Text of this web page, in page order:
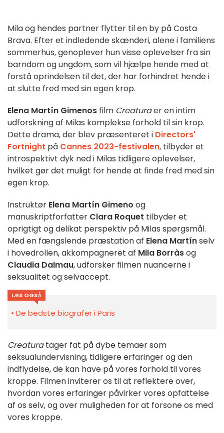
Mila og hendes partner flytter til en by på Costa
Brava. Efter et indledende skænderi, alene i familiens
sommerhus, genoplever hun visse oplevelser fra sin
barndom og ungdom, som vil hjælpe hende med at
forstå oprindelsen til det, der har forhindret hende i
at slutte fred med sin egen krop.
Elena Martín Gimenos film Creaturaer en intim
udforskning af Milas komplekse forhold til sin krop.
Dette drama, der blev præsenteret i Directors'
Fortnight på Cannes 2023-festivalen, tilbyder et
introspektivt dyk ned i Milas tidligere oplevelser,
hvilket gør det muligt for hende at finde fred med sin
egen krop.
Instruktør Elena Martín Gimeno og
manuskriptforfatter Clara Roquet tilbyder et
oprigtigt og delikat perspektiv på Milas spørgsmål.
Med en fængslende præstation af Elena Martínselv
i hovedrollen, akkompagneret af Mila Borràsog
Claudia Dalmau, udforsker filmen nuancerne i
seksualitet og selvaccept.
LÆS OGSÅ
De bedste biografer i Paris
Creaturatager fat på dybe temaer som
seksualundervisning, tidligere erfaringer og den
indflydelse, de kan have på vores forhold til vores
kroppe. Filmen inviterer os til at reflektere over,
hvordan vores erfaringer påvirker vores opfattelse
af os selv, og over muligheden for at forsone os med
vores kroppe.